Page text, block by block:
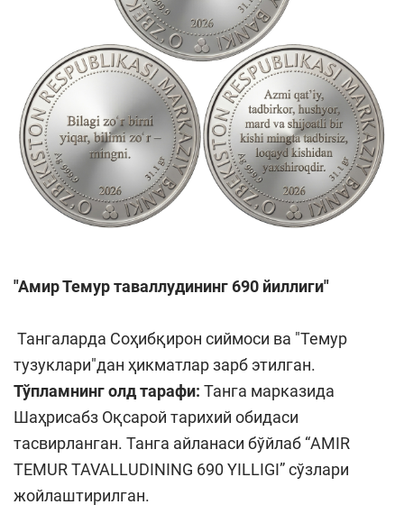
"Амир Темур таваллудининг 690 йиллиги"
Тангаларда Соҳибқирон сиймоси ва "Темур
тузуклари"дан ҳикматлар зарб этилган.
Тўпламнинг олд тарафи: Танга марказида
Шаҳрисабз Оқсарой тарихий обидаси
тасвирланган. Танга айланаси бўйлаб “AMIR
TEMUR TAVALLUDINING 690 YILLIGI” сўзлари
жойлаштирилган.